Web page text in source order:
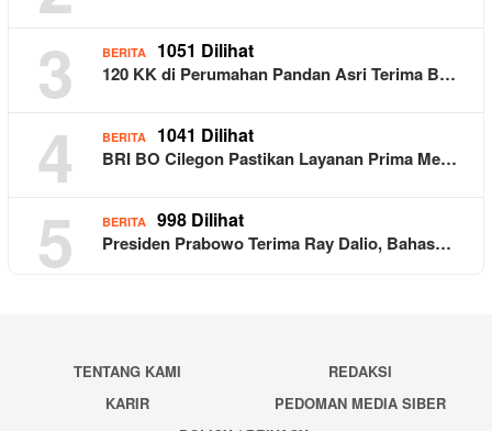
3 BERITA 1051 Dilihat
120 KK di Perumahan Pandan Asri Terima B…
4 BERITA 1041 Dilihat
BRI BO Cilegon Pastikan Layanan Prima Me…
5 BERITA 998 Dilihat
Presiden Prabowo Terima Ray Dalio, Bahas…
TENTANG KAMI
REDAKSI
KARIR
PEDOMAN MEDIA SIBER